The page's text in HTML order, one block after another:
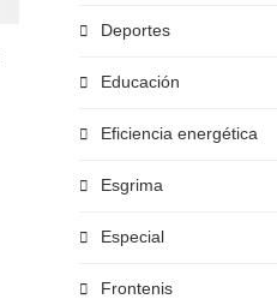
Deportes
Educación
Eficiencia energética
Esgrima
Especial
Frontenis